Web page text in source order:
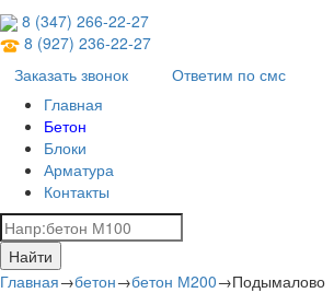
8 (347) 266‑22‑27
8 (927) 236‑22‑27
Заказать звонок
Ответим по смс
Главная
Бетон
Блоки
Арматура
Контакты
Найти
Главная→бетон→бетон М200→Подымалово